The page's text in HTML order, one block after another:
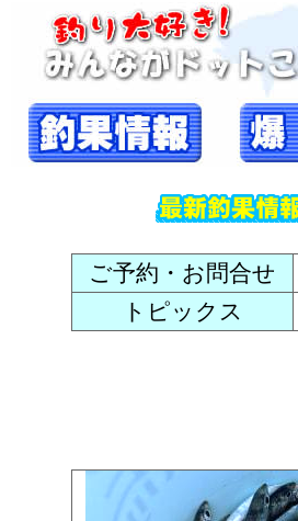
ご予約・お問合せ
トピックス